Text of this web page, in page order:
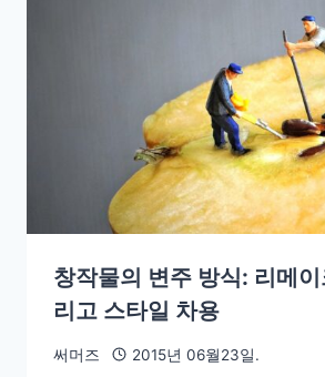
창작물의 변주 방식: 리메
리고 스타일 차용
써머즈 2015년 06월23일.